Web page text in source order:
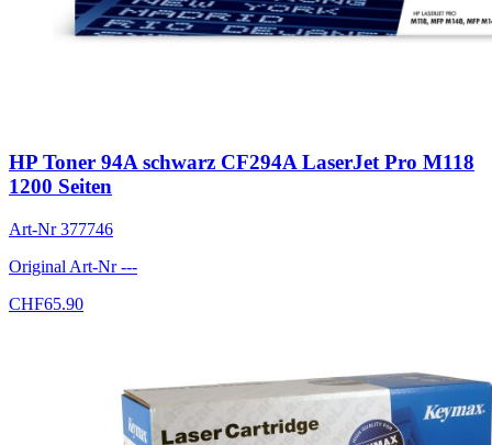
HP Toner 94A schwarz CF294A LaserJet Pro M118
1200 Seiten
Art-Nr377746
Original Art-Nr---
CHF65.90